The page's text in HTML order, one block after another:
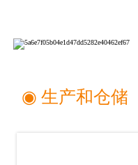
◉ 生产和仓储